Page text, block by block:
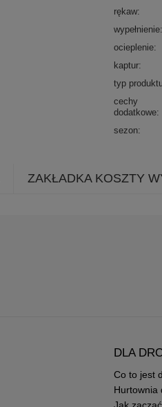
rękaw
wypełnienie
ocieplenie
kaptur
typ
cechy
dodatkowe
sezon
ZAKŁADKA KOSZTY
DLA
Co to jest
Hurtownia